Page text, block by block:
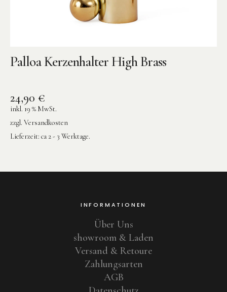
Palloa Kerzenhalter High Brass
24,90 €
inkl. 19 % MwSt.
zzgl. Versandkosten
Lieferzeit: ca 2 - 3 Werktage.
INFORMATIONEN
Über Uns
showroom & Laden
Versand & Retoure
Zahlungsarten
AGB